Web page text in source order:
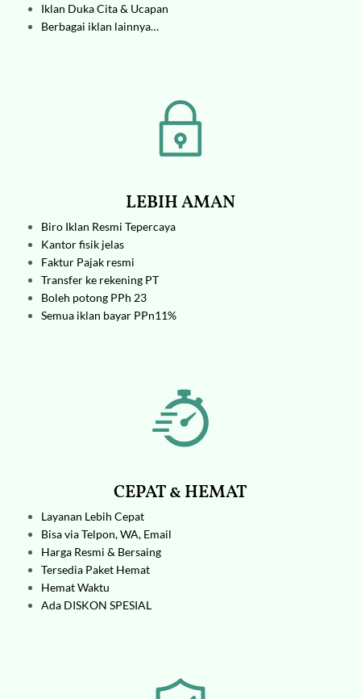
Iklan Duka Cita & Ucapan
Berbagai iklan lainnya…
LEBIH AMAN
Biro Iklan Resmi Tepercaya
Kantor fisik jelas
Faktur Pajak resmi
Transfer ke rekening PT
Boleh potong PPh 23
Semua iklan bayar PPn11%
CEPAT & HEMAT
Layanan Lebih Cepat
Bisa via Telpon, WA, Email
Harga Resmi & Bersaing
Tersedia Paket Hemat
Hemat Waktu
Ada DISKON SPESIAL